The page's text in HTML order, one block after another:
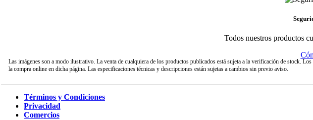
Todos nuestros productos
Las imágenes son a modo ilustrativo. La venta de cualquiera de los productos publicados está sujeta a la verificación de stock.
la compra online en dicha página. Las especificaciones técnicas y descripciones están sujetas a cambios sin previo aviso.
Términos y Condiciones
Privacidad
Comercios